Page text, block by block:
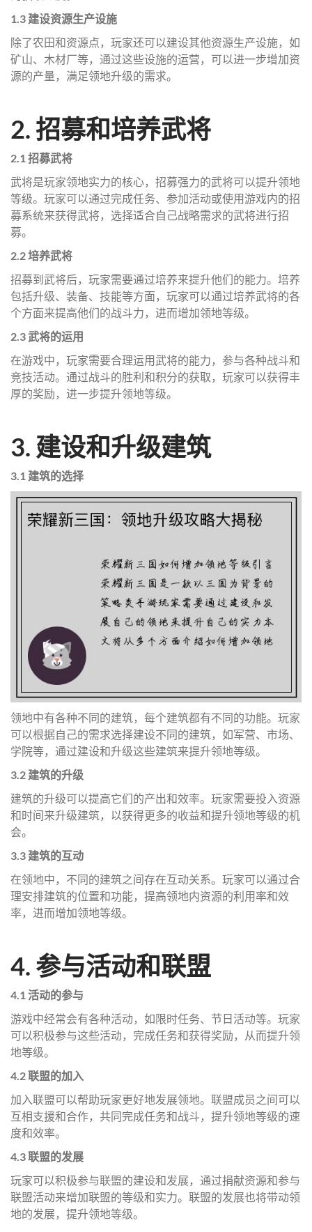
1.3 建设资源生产设施
除了农田和资源点，玩家还可以建设其他资源生产设施，如
矿山、木材厂等，通过这些设施的运营，可以进一步增加资
源的产量，满足领地升级的需求。
2. 招募和培养武将
2.1 招募武将
武将是玩家领地实力的核心，招募强力的武将可以提升领地
等级。玩家可以通过完成任务、参加活动或使用游戏内的招
募系统来获得武将，选择适合自己战略需求的武将进行招
募。
2.2 培养武将
招募到武将后，玩家需要通过培养来提升他们的能力。培养
包括升级、装备、技能等方面，玩家可以通过培养武将的各
个方面来提高他们的战斗力，进而增加领地等级。
2.3 武将的运用
在游戏中，玩家需要合理运用武将的能力，参与各种战斗和
竞技活动。通过战斗的胜利和积分的获取，玩家可以获得丰
厚的奖励，进一步提升领地等级。
3. 建设和升级建筑
3.1 建筑的选择
领地中有各种不同的建筑，每个建筑都有不同的功能。玩家
可以根据自己的需求选择建设不同的建筑，如军营、市场、
学院等，通过建设和升级这些建筑来提升领地等级。
3.2 建筑的升级
建筑的升级可以提高它们的产出和效率。玩家需要投入资源
和时间来升级建筑，以获得更多的收益和提升领地等级的机
会。
3.3 建筑的互动
在领地中，不同的建筑之间存在互动关系。玩家可以通过合
理安排建筑的位置和功能，提高领地内资源的利用率和效
率，进而增加领地等级。
4. 参与活动和联盟
4.1 活动的参与
游戏中经常会有各种活动，如限时任务、节日活动等。玩家
可以积极参与这些活动，完成任务和获得奖励，从而提升领
地等级。
4.2 联盟的加入
加入联盟可以帮助玩家更好地发展领地。联盟成员之间可以
互相支援和合作，共同完成任务和战斗，提升领地等级的速
度和效率。
4.3 联盟的发展
玩家可以积极参与联盟的建设和发展，通过捐献资源和参与
联盟活动来增加联盟的等级和实力。联盟的发展也将带动领
地的发展，提升领地等级。